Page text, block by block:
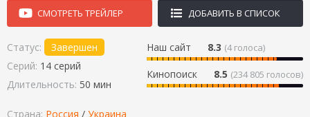
СМОТРЕТЬ ТРЕЙЛЕР ДОБАВИТЬ В СПИСОК
Наш сайт 8.3 (4голоса)
Кинопоиск 8.5 (234 805 голосов)
Статус:
Завершен
Серий: 14 серий
Длительность: 50 мин
Страна: Россия / Украина